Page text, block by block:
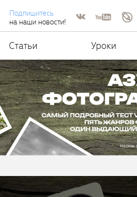
Подпишитесь
на наши новости!
Статьи Уроки